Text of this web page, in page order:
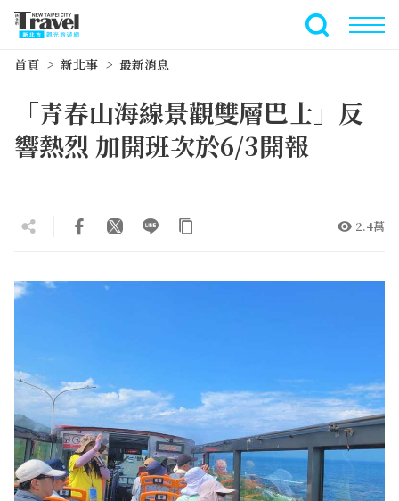
全文檢索
首頁 新北事 最新消息
「青春山海線景觀雙層巴士」反
響熱烈 加開班次於6/3開報
2.4萬